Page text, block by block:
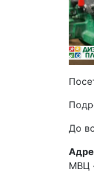
До
МВЦ